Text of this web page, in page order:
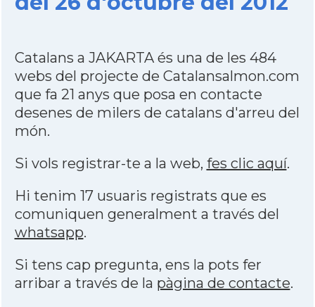
Catalans a JAKARTA és una de les 484
webs del projecte de Catalansalmon.com
que fa 21 anys que posa en contacte
desenes de milers de catalans d'arreu del
món.
Si vols registrar-te a la web, fes clic aquí.
Hi tenim 17 usuaris registrats que es
comuniquen generalment a través del
whatsapp.
Si tens cap pregunta, ens la pots fer
arribar a través de la pàgina de contacte.